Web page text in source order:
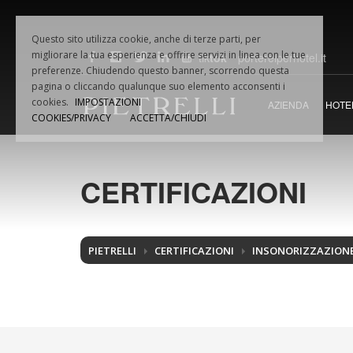
F.LLIPIETRELLISRL
Via Dino VAMPA, 18
61032 Fano (PU) Italia
Tel.+39.0721.854495
Email:
tiktok portereiperhotel.it
AZIENDA HOTEL
CERTIFICAZIONI
PIETRELLI CERTIFICAZIONI
Questo sito utilizza cookie, anche di terze parti, per
migliorare la tua esperienza e offrire servizi in linea con le tue
preferenze. Chiudendo questo banner, scorrendo questa
pagina o cliccando qualunque suo elemento acconsenti i
cookies. IMPOSTAZIONI
COOKIES/PRIVACY
ACCETTA/CHIUDI